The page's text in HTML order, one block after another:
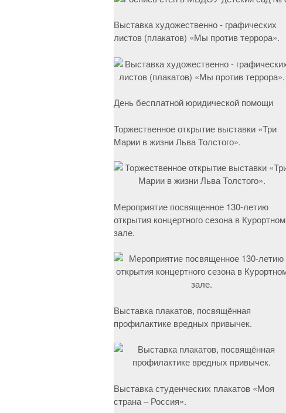
Выставка художественно - графических
листов (плакатов) «Мы против террора».
День бесплатной юридической помощи
Торжественное открытие выставки «Три
Марии в жизни Льва Толстого».
Мероприятие посвященное 130-летию
открытия концертного сезона в Курортном
зале.
Выставка плакатов, посвящённая
профилактике вредных привычек.
Выставка студенческих плакатов «Моя
страна – Россия».